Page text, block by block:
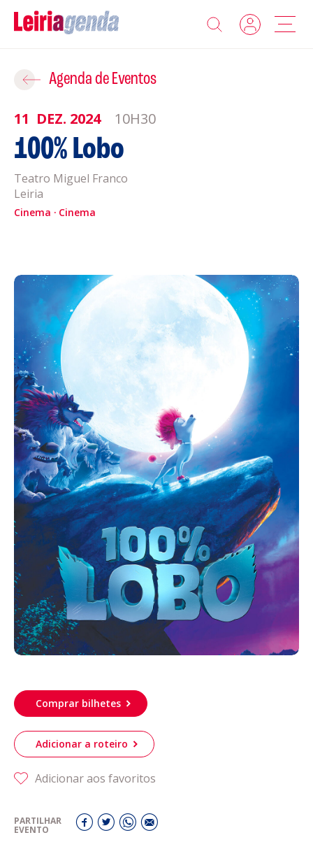
Agenda
Sobre a Leiriagenda
Promotores
Clubes Desportivos
Política de Privacidade
Política de Cookies
Acompanhe a Leiria Agenda
CULTURA
DESPORTO
Agenda de Eventos
11 DEZ. 2024 10H30
100% Lobo
Teatro Miguel Franco
Leiria
Cinema Cinema
Comprar bilhetes
Adicionar a roteiro
Adicionar aos favoritos
PARTILHAR
EVENTO
Adicionar ao Roteiro
ROTEIROS EXISTENTES
CRIAR NOVO